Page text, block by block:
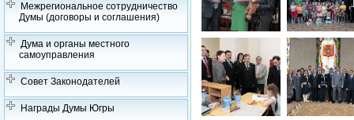
Межрегиональное сотрудничество
Думы (договоры и соглашения)
Дума и органы местного
самоуправления
Совет Законодателей
Награды Думы Югры